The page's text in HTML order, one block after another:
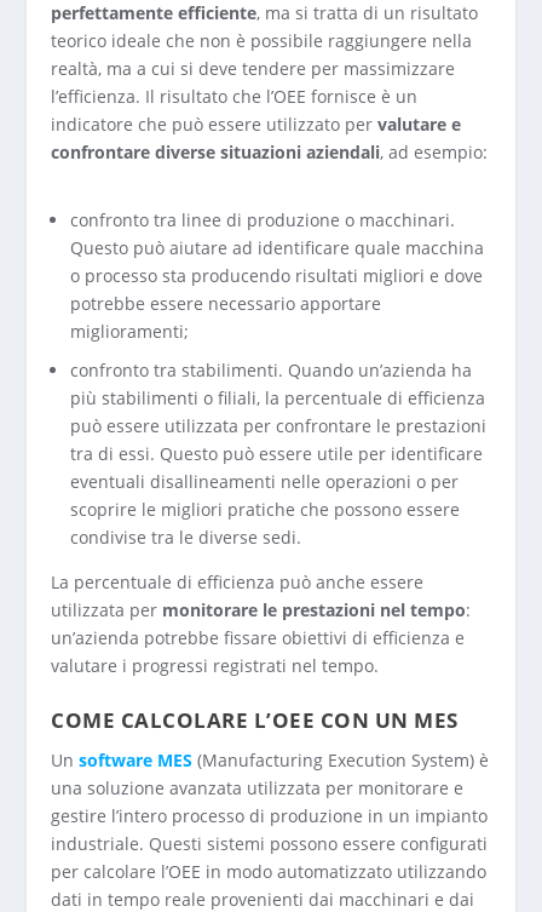
perfettamente efficiente, ma si tratta di un risultato
teorico ideale che non è possibile raggiungere nella
realtà, ma a cui si deve tendere per massimizzare
l’efficienza. Il risultato che l’OEE fornisce è un
indicatore che può essere utilizzato pervalutare e
confrontare diverse situazioni aziendali, ad esempio:
confronto tra linee di produzione o macchinari.
Questo può aiutare ad identificare quale macchina
o processo sta producendo risultati migliori e dove
potrebbe essere necessario apportare
miglioramenti;
confronto tra stabilimenti. Quando un’azienda ha
più stabilimenti o filiali, la percentuale di efficienza
può essere utilizzata per confrontare le prestazioni
tra di essi. Questo può essere utile per identificare
eventuali disallineamenti nelle operazioni o per
scoprire le migliori pratiche che possono essere
condivise tra le diverse sedi.
La percentuale di efficienza può anche essere
utilizzata per monitorare le prestazioni nel tempo:
un’azienda potrebbe fissare obiettivi di efficienza e
valutare i progressi registrati nel tempo.
COME CALCOLARE L’OEE CON UN MES
Unsoftware MES (Manufacturing Execution System) è
una soluzione avanzata utilizzata per monitorare e
gestire l’intero processo di produzione in un impianto
industriale. Questi sistemi possono essere configurati
per calcolare l’OEE in modo automatizzato utilizzando
dati in tempo reale provenienti dai macchinari e dai